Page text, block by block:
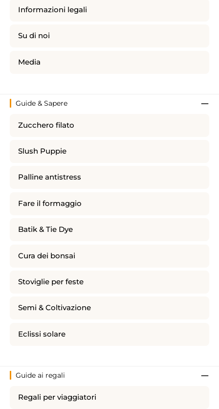
Informazioni legali
Su di noi
Media
Guide & Sapere
Zucchero filato
Slush Puppie
Palline antistress
Fare il formaggio
Batik & Tie Dye
Cura dei bonsai
Stoviglie per feste
Semi & Coltivazione
Eclissi solare
Guide ai regali
Regali per viaggiatori